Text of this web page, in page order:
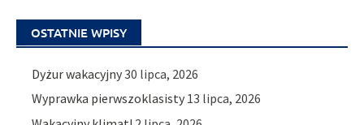
OSTATNIE WPISY
Dyżur wakacyjny30 lipca, 2026
Wyprawka pierwszoklasisty 13 lipca, 2026